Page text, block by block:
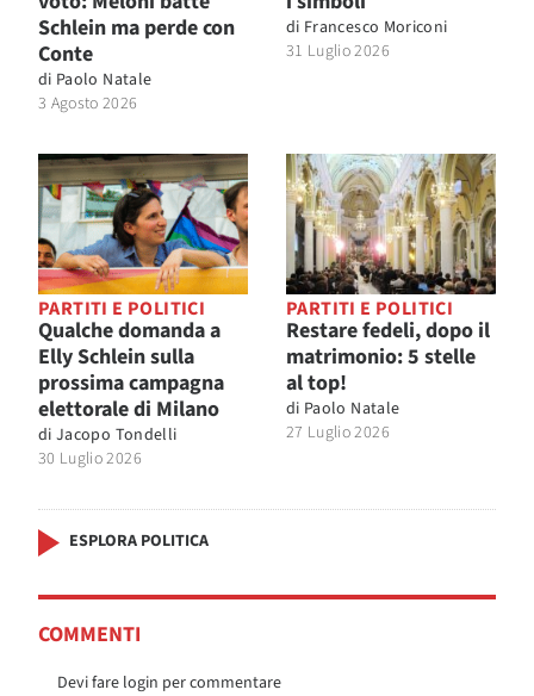
Schlein ma perde con
Conte
di Paolo Natale
3 Agosto 2026
di Francesco Moriconi
31 Luglio 2026
PARTITI E POLITICI
Qualche domanda a
Elly Schlein sulla
prossima campagna
elettorale di Milano
di Jacopo Tondelli
30 Luglio 2026
PARTITI E POLITICI
Restare fedeli, dopo il
matrimonio: 5 stelle
al top!
di Paolo Natale
27 Luglio 2026
ESPLORA POLITICA
COMMENTI
Devi fare login per commentare